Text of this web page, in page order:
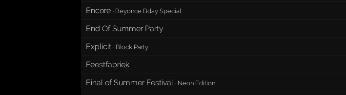
Encore · Beyonce Bday Special
End Of Summer Party
Explicit · Block Party
Feestfabriek
Final of Summer Festival · Neon Edition